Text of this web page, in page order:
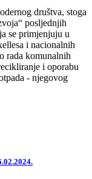
društva, stoga
posljednjih
se primjenjuju u
i nacionalnih
rada komunalnih
i oporabu
- njegovog